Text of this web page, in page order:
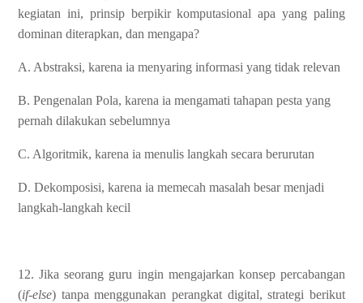
kegiatan ini, prinsip berpikir komputasional apa yang paling
dominan diterapkan, dan mengapa?
A. Abstraksi, karena ia menyaring informasi yang tidak relevan
B. Pengenalan Pola, karena ia mengamati tahapan pesta yang
pernah dilakukan sebelumnya
C. Algoritmik, karena ia menulis langkah secara berurutan
D. Dekomposisi, karena ia memecah masalah besar menjadi
langkah-langkah kecil
12. Jika seorang guru ingin mengajarkan konsep percabangan
(if-else) tanpa menggunakan perangkat digital, strategi berikut